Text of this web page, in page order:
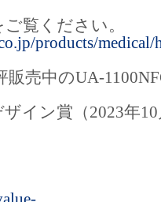
覧ください。
products/medical/
販売中のUA-
イン賞（2023年